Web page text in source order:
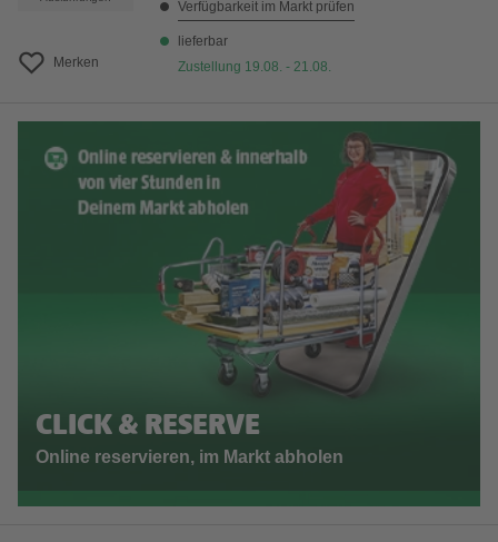
Merken
Verfügbarkeit im Markt prüfen
lieferbar
Zustellung 19.08. - 21.08.
CLICK & RESERVE
Online reservieren, im Markt abholen